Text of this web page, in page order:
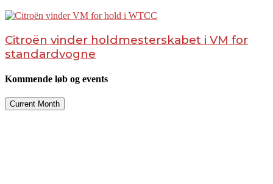
Citroën vinder holdmesterskabet i VM for
standardvogne
Kommende løb og events
Current Month